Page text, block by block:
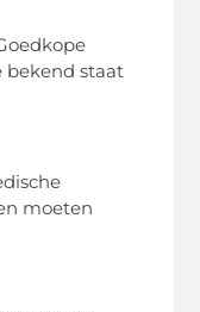
bekend staat
moeten